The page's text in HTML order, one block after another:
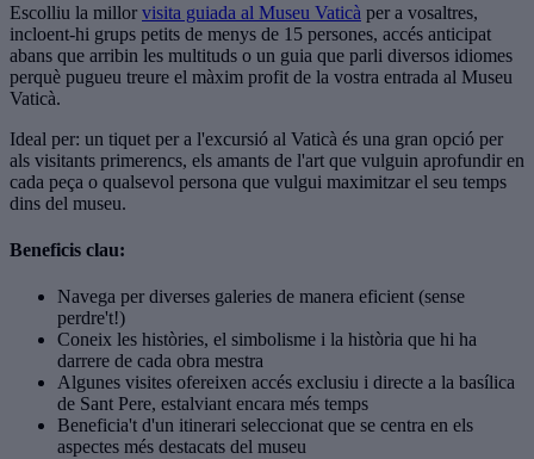
Escolliu la millor visita guiada al Museu Vaticà per a vosaltres,
incloent-hi grups petits de menys de 15 persones, accés anticipat
abans que arribin les multituds o un guia que parli diversos idiomes
perquè pugueu treure el màxim profit de la vostra entrada al Museu
Vaticà.
Ideal per: un tiquet per a l'excursió al Vaticà és una gran opció per
als visitants primerencs, els amants de l'art que vulguin aprofundir en
cada peça o qualsevol persona que vulgui maximitzar el seu temps
dins del museu.
Beneficis clau:
Navega per diverses galeries de manera eficient (sense
perdre't!)
Coneix les històries, el simbolisme i la història que hi ha
darrere de cada obra mestra
Algunes visites ofereixen accés exclusiu i directe a la basílica
de Sant Pere, estalviant encara més temps
Beneficia't d'un itinerari seleccionat que se centra en els
aspectes més destacats del museu